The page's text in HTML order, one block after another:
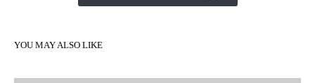
YOU MAY ALSO LIKE